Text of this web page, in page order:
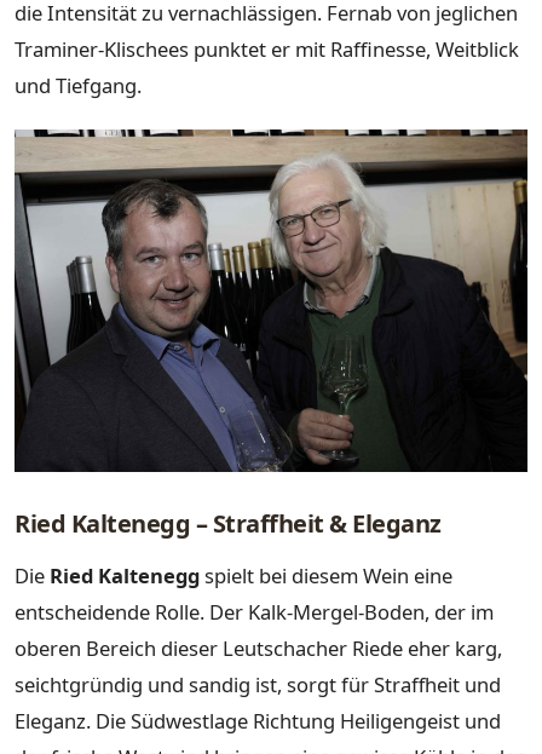
die Intensität zu vernachlässigen. Fernab von jeglichen
Traminer-Klischees punktet er mit Raffinesse, Weitblick
und Tiefgang.
Ried Kaltenegg – Straffheit & Eleganz
Die Ried Kalteneggspielt bei diesem Wein eine
entscheidende Rolle. Der Kalk-Mergel-Boden, der im
oberen Bereich dieser Leutschacher Riede eher karg,
seichtgründig und sandig ist, sorgt für Straffheit und
Eleganz. Die Südwestlage Richtung Heiligengeist und